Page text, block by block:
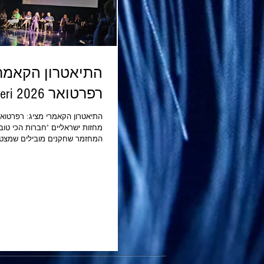
התיאטרון
רפרטואר 2026 Cameri
מחזות ישראליים
המחזמר שחקנים מובילים